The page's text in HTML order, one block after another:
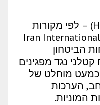
סטוקהולם, 11 בינואר (Hibya) – לפי מקורות
שמסרו מידע לערוץ ולאתר Iran International
הביטחון
נגד מפגינים
כמעט מוחלט של
הערכות
המוניות.